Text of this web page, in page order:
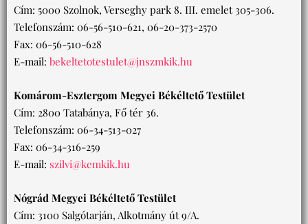
Cím: 5000 Szolnok, Verseghy park 8. III. emelet 305-306.
Telefonszám: 06-56-510-621, 06-20-373-2570
Fax: 06-56-510-628
E-mail: bekeltetotestulet@jnszmkik.hu
Komárom-Esztergom Megyei Békéltető Testület
Cím: 2800 Tatabánya, Fő tér 36.
Telefonszám: 06-34-513-027
Fax: 06-34-316-259
E-mail: szilvi@kemkik.hu
Nógrád Megyei Békéltető Testület
Cím: 3100 Salgótarján, Alkotmány út 9/A.